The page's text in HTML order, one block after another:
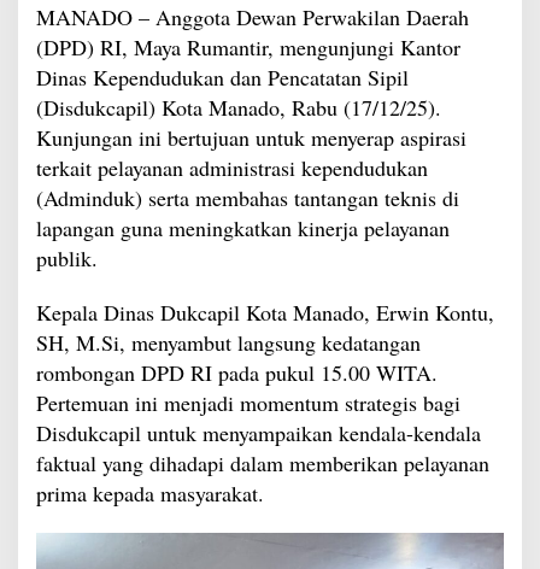
MANADO – Anggota Dewan Perwakilan Daerah
(DPD) RI, Maya Rumantir, mengunjungi Kantor
Dinas Kependudukan dan Pencatatan Sipil
(Disdukcapil) Kota Manado, Rabu (17/12/25).
Kunjungan ini bertujuan untuk menyerap aspirasi
terkait pelayanan administrasi kependudukan
(Adminduk) serta membahas tantangan teknis di
lapangan guna meningkatkan kinerja pelayanan
publik.
Kepala Dinas Dukcapil Kota Manado, Erwin Kontu,
SH, M.Si, menyambut langsung kedatangan
rombongan DPD RI pada pukul 15.00 WITA.
Pertemuan ini menjadi momentum strategis bagi
Disdukcapil untuk menyampaikan kendala-kendala
faktual yang dihadapi dalam memberikan pelayanan
prima kepada masyarakat.